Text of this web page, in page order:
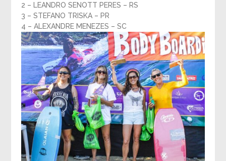
2 – LEANDRO SENOTT PERES – RS
3 – STEFANO TRISKA – PR
4 – ALEXANDRE MENEZES – SC